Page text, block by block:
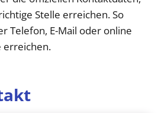
Stelle erreichen. So
Telefon, E-Mail oder online
erreichen.